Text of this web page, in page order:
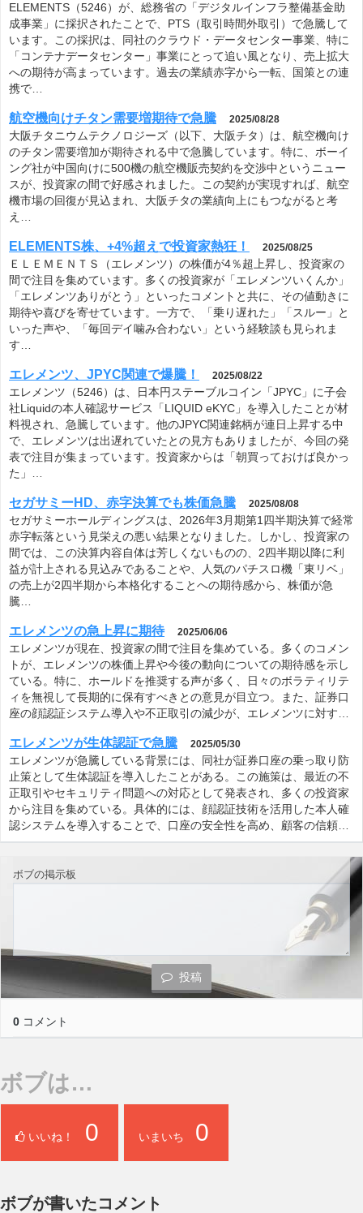
ELEMENTS（5246）が、総務省の「デジタルインフラ整備基金助
成事業」に採択されたことで、PTS（取引時間外取引）で急騰して
います。この採択は、同社のクラウド・データセンター事業、特に
「コンテナデータセンター」事業にとって追い風となり、売上拡大
への期待が高まっています。過去の業績赤字から一転、国策との連
携で…
航空機向けチタン需要増期待で急騰 2025/08/28
大阪チタニウムテクノロジーズ（以下、大阪チタ）は、航空機向け
のチタン需要増加が期待される中で急騰しています。特に、ボーイ
ング社が中国向けに500機の航空機販売契約を交渉中というニュー
スが、投資家の間で好感されました。この契約が実現すれば、航空
機市場の回復が見込まれ、大阪チタの業績向上にもつながると考
え…
ELEMENTS株、+4%超えで投資家熱狂！ 2025/08/25
ＥＬＥＭＥＮＴＳ（エレメンツ）の株価が4％超上昇し、投資家の
間で注目を集めています。多くの投資家が「エレメンツいくんか」
「エレメンツありがとう」といったコメントと共に、その値動きに
期待や喜びを寄せています。一方で、「乗り遅れた」「スルー」と
いった声や、「毎回デイ噛み合わない」という経験談も見られま
す…
エレメンツ、JPYC関連で爆騰！ 2025/08/22
エレメンツ（5246）は、日本円ステーブルコイン「JPYC」に子会
社Liquidの本人確認サービス「LIQUID eKYC」を導入したことが材
料視され、急騰しています。他のJPYC関連銘柄が連日上昇する中
で、エレメンツは出遅れていたとの見方もありましたが、今回の発
表で注目が集まっています。投資家からは「朝買っておけば良かっ
た」…
セガサミーHD、赤字決算でも株価急騰 2025/08/08
セガサミーホールディングスは、2026年3月期第1四半期決算で経常
赤字転落という見栄えの悪い結果となりました。しかし、投資家の
間では、この決算内容自体は芳しくないものの、2四半期以降に利
益が計上される見込みであることや、人気のパチスロ機「東リベ」
の売上が2四半期から本格化することへの期待感から、株価が急
騰…
エレメンツの急上昇に期待 2025/06/06
エレメンツが現在、投資家の間で注目を集めている。多くのコメン
トが、エレメンツの株価上昇や今後の動向についての期待感を示し
ている。特に、ホールドを推奨する声が多く、日々のボラティリテ
ィを無視して長期的に保有すべきとの意見が目立つ。また、証券口
座の顔認証システム導入や不正取引の減少が、エレメンツに対す…
エレメンツが生体認証で急騰 2025/05/30
エレメンツが急騰している背景には、同社が証券口座の乗っ取り防
止策として生体認証を導入したことがある。この施策は、最近の不
正取引やセキュリティ問題への対応として発表され、多くの投資家
から注目を集めている。具体的には、顔認証技術を活用した本人確
認システムを導入することで、口座の安全性を高め、顧客の信頼…
ボブの掲示板
投稿
0 コメント
ボブは…
いいね！ 0 いまいち 0
ボブが書いたコメント